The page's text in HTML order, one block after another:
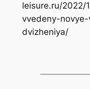
leisure.ru/2022/
vvedeny-
dvizheniya/